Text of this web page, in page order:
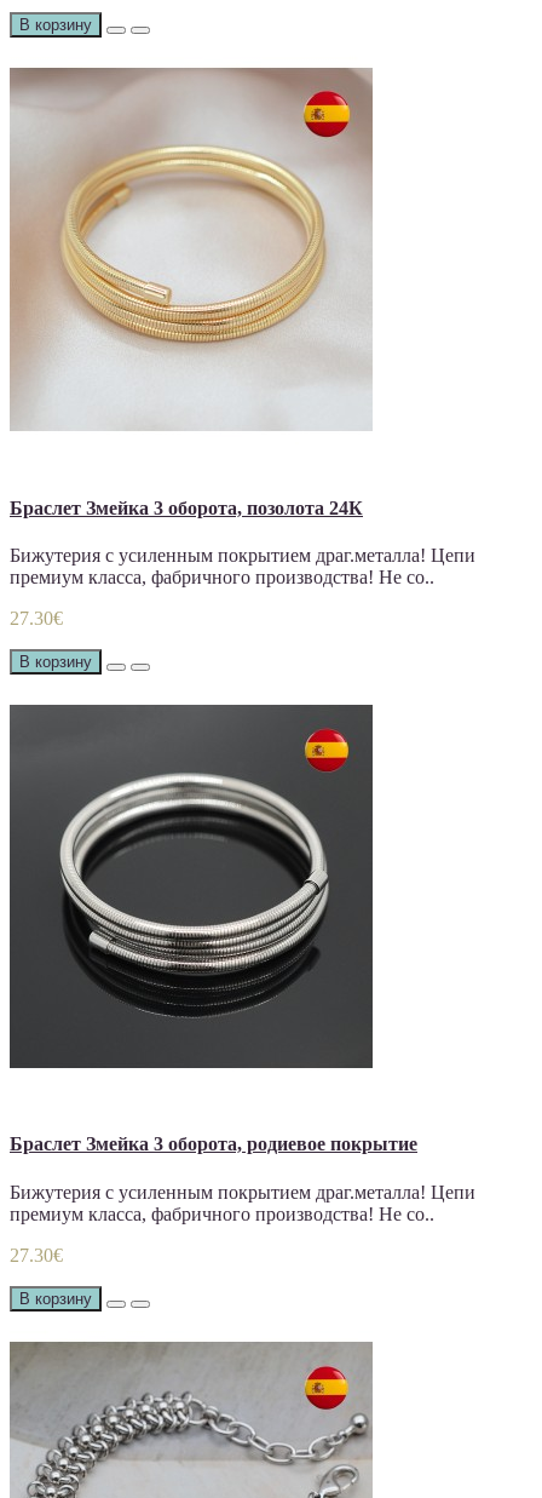
В корзину
Браслет Змейка 3 оборота, позолота 24К
Бижутерия с усиленным покрытием драг.металла! Цепи
премиум класса, фабричного производства! Не со..
27.30€
В корзину
Браслет Змейка 3 оборота, родиевое покрытие
Бижутерия с усиленным покрытием драг.металла! Цепи
премиум класса, фабричного производства! Не со..
27.30€
В корзину